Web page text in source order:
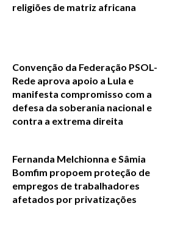
religiões de matriz africana
Convenção da Federação PSOL-
Rede aprova apoio a Lula e
manifesta compromisso com a
defesa da soberania nacional e
contra a extrema direita
Fernanda Melchionna e Sâmia
Bomfim propoem proteção de
empregos de trabalhadores
afetados por privatizações